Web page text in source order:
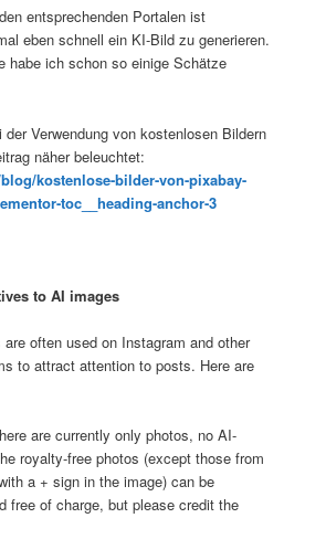
entsprechenden Portalen ist
eben schnell ein KI-Bild zu generieren.
habe ich schon so einige Schätze
Verwendung von kostenlosen Bildern
näher beleuchtet:
kostenlose-bilder-von-pixabay-
toc__heading-anchor-3
to AI images
often used on Instagram and other
to attract attention to posts. Here are
are currently only photos, no AI-
royalty-free photos (except those from
a + sign in the image) can be
free of charge, but please credit the